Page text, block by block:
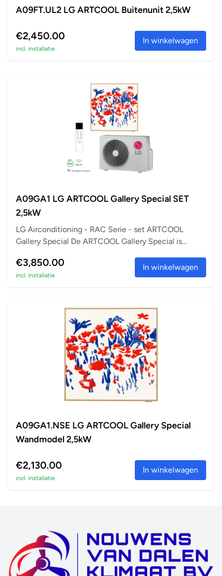
A09FT.UL2 LG ARTCOOL Buitenunit 2,5kW
€2,450.00
incl. installatie
In winkelwagen
A09GA1 LG ARTCOOL Gallery Special SET
2,5kW
LG Airconditioning - RAC Serie - set ARTCOOL
Gallery Special De ARTCOOL Gallery Special is
€3,850.00
incl. installatie
In winkelwagen
A09GA1.NSE LG ARTCOOL Gallery Special
Wandmodel 2,5kW
€2,130.00
incl. installatie
In winkelwagen